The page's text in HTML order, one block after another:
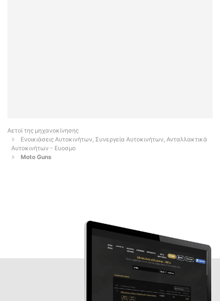
Αετοί της μηχανοκίνησης
Ενοικιάσεις Αυτοκινήτων, Συνεργεία Αυτοκινήτων, Ανταλλακτικά
Αυτοκινήτων - Ευοσμο
Moto Guns